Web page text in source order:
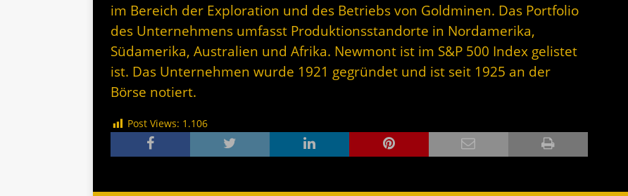
im Bereich der Exploration und des Betriebs von Goldminen. Das Portfolio
des Unternehmens umfasst Produktionsstandorte in Nordamerika,
Südamerika, Australien und Afrika. Newmont ist im S&P 500 Index gelistet
ist. Das Unternehmen wurde 1921 gegründet und ist seit 1925 an der
Börse notiert.
Post Views: 1.106